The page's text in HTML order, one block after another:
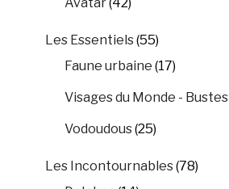
Les Essentiels(55)
Faune urbaine (17)
Visages du Monde - Bustes
Vodoudous(25)
Les Incontournables(78)